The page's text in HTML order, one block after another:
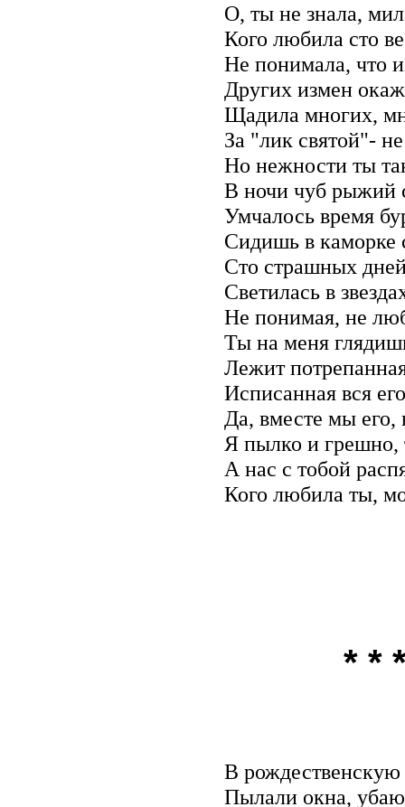
О, ты не знала,
Кого любила сто
Не понимала, что
Других измен
Щадила многих,
За "лик святой"-
Но нежности ты
В ночи чуб рыжий
Умчалось время
Сидишь в каморке
Сто страшных
Светилась в
Не понимая, не
Ты на меня
Лежит
Исписанная вся
Да, вместе мы
Я пылко и
А нас с тобой
Кого любила ты,
* *
В рождественскую
Пылали окна,